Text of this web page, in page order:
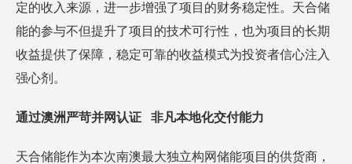
定的收入来源，进一步增强了项目的财务稳定性。天合储
能的参与不但提升了项目的技术可行性，也为项目的长期
收益提供了保障，稳定可靠的收益模式为投资者信心注入
强心剂。
通过澳洲严苛并网认证 非凡本地化交付能力
天合储能作为本次南澳最大独立构网储能项目的供货商，